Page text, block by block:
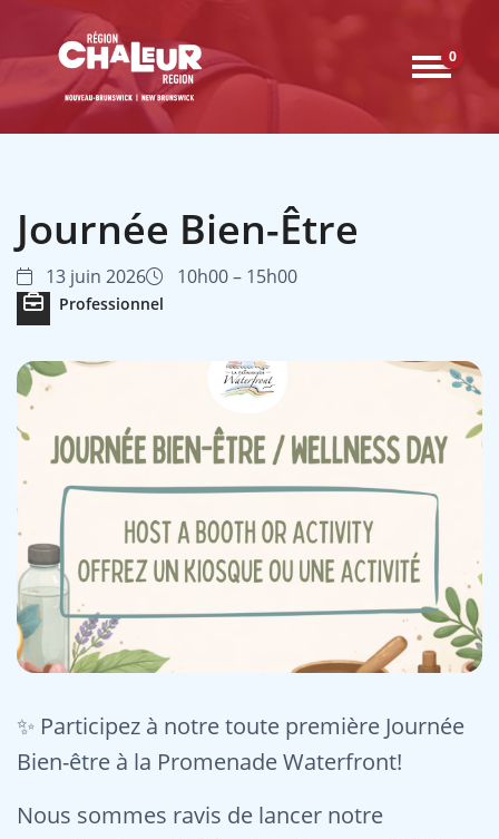
0
Journée Bien-Être
13 juin 2026 10h00 – 15h00
Professionnel
✨ Participez à notre toute première Journée
Bien-être à la Promenade Waterfront!
Nous sommes ravis de lancer notre